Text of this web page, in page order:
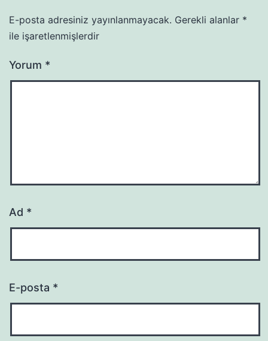
E-posta adresiniz yayınlanmayacak. Gerekli alanlar *
ile işaretlenmişlerdir
Yorum *
Ad *
E-posta *